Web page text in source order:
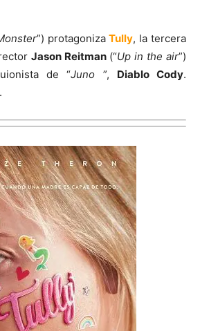
”) protagonizaTully, la tercera
Jason Reitman(“Up in the air”)
de “Juno ”, Diablo Cody.
.